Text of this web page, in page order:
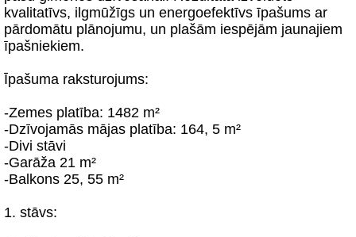
kvalitatīvs, ilgmūžīgs un energoefektīvs īpašums ar
pārdomātu plānojumu, un plašām iespējām jaunajiem
īpašniekiem.
Īpašuma raksturojums:
-Zemes platība: 1482 m²
-Dzīvojamās mājas platība: 164, 5 m²
-Divi stāvi
-Garāža 21 m²
-Balkons 25, 55 m²
1. stāvs: